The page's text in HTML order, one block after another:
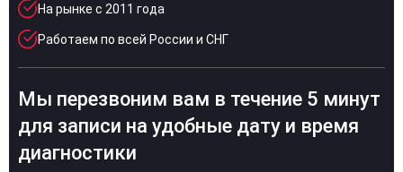
На рынке с 2011 года
Работаем по всей России и СНГ
Мы перезвоним вам в течение 5 минут
для записи на удобные дату и время
диагностики